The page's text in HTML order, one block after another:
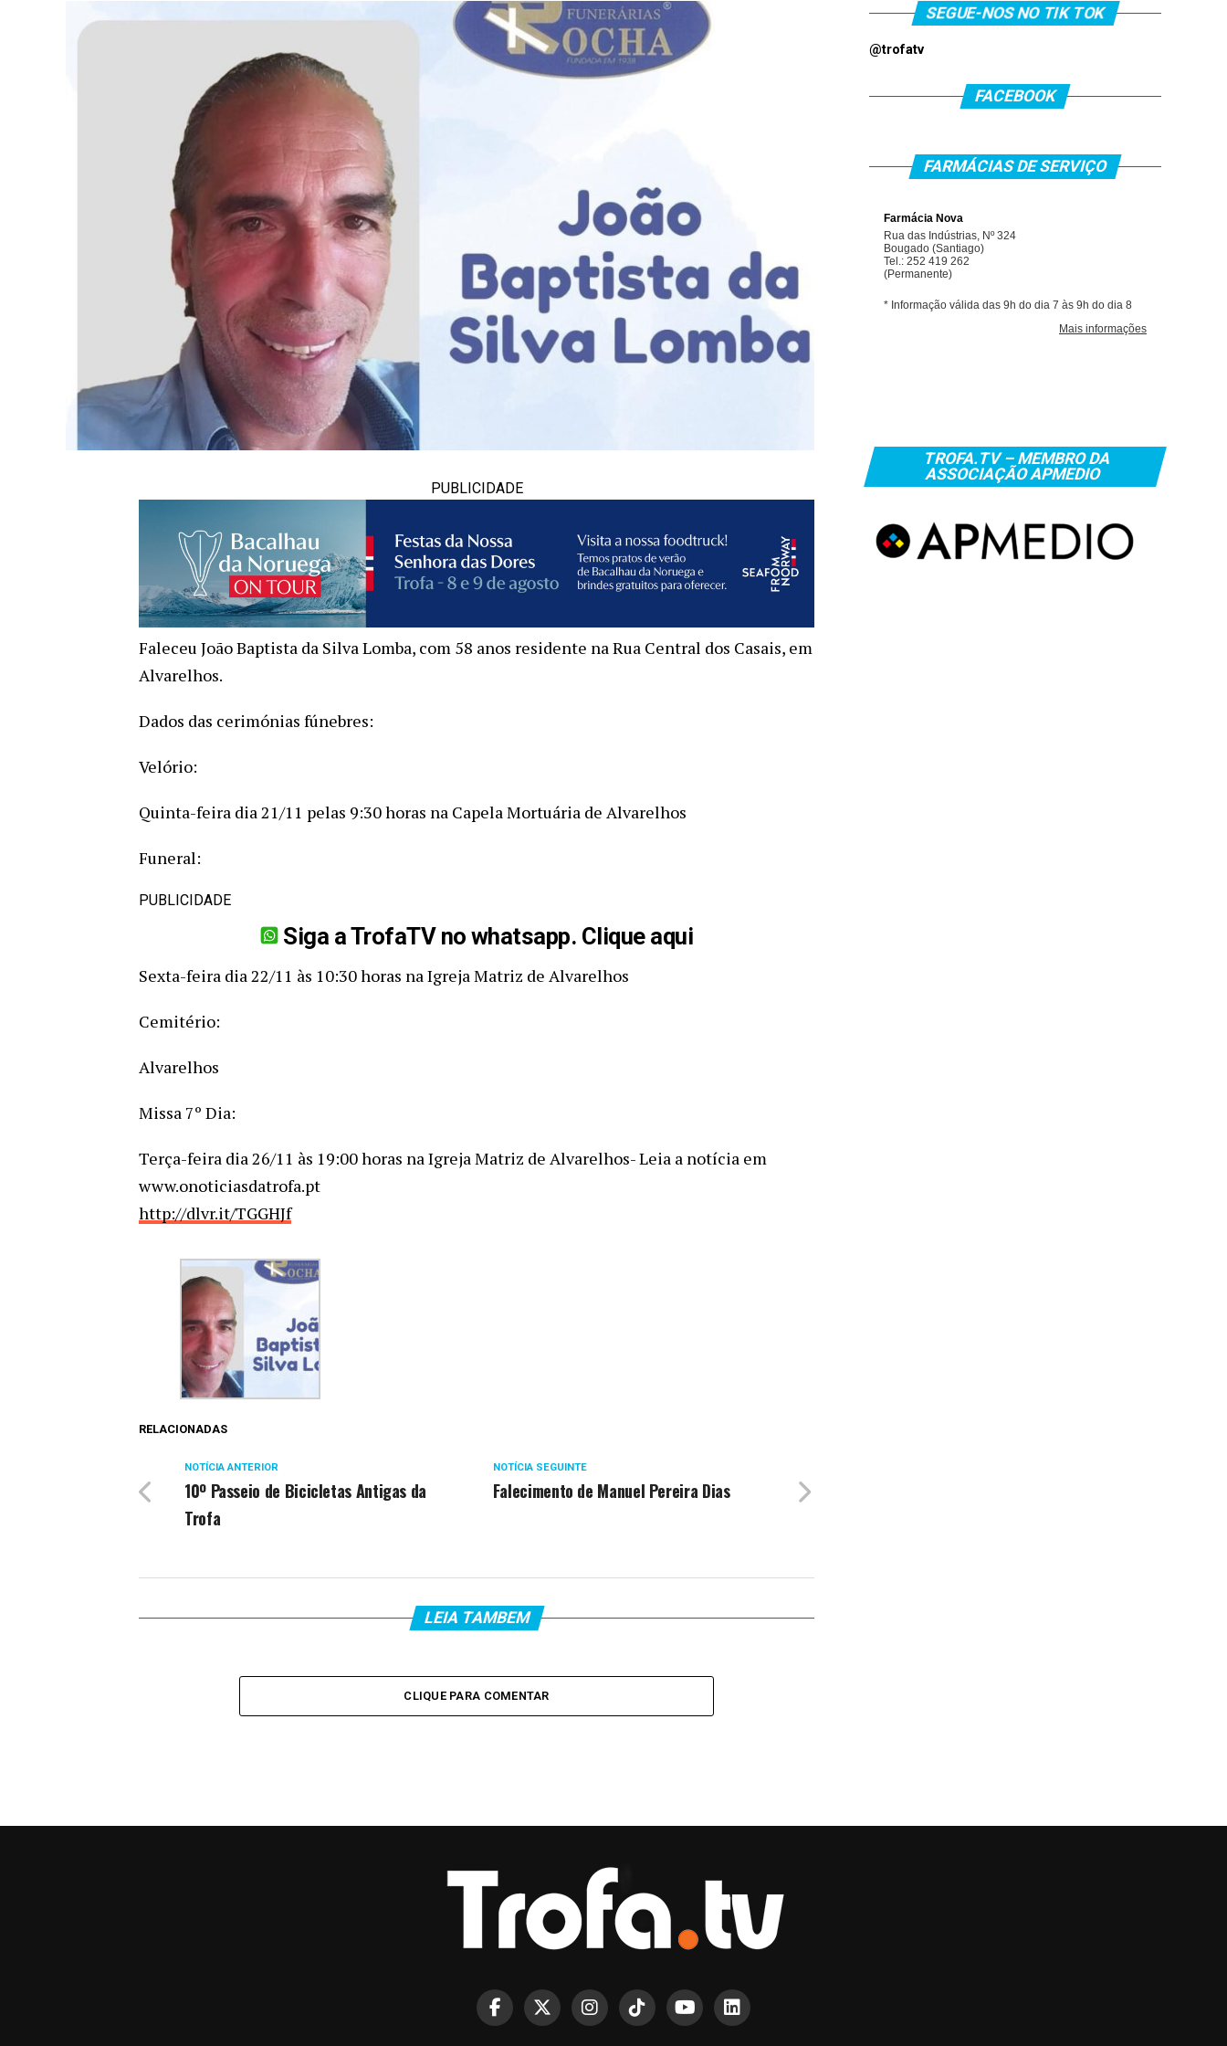
PUBLICIDADE
Faleceu João Baptista da Silva Lomba, com 58 anos residente na Rua Central dos Casais, em
Alvarelhos.
Dados das cerimónias fúnebres:
Velório:
Quinta-feira dia 21/11 pelas 9:30 horas na Capela Mortuária de Alvarelhos
Funeral:
PUBLICIDADE
Siga a TrofaTV no whatsapp. Clique aqui
Sexta-feira dia 22/11 às 10:30 horas na Igreja Matriz de Alvarelhos
Cemitério:
Alvarelhos
Missa 7º Dia:
Terça-feira dia 26/11 às 19:00 horas na Igreja Matriz de Alvarelhos- Leia a notícia em
www.onoticiasdatrofa.pt
http://dlvr.it/TGGHJf
RELACIONADAS
NOTÍCIA SEGUINTE
Falecimento de Manuel Pereira Dias
NOTÍCIA ANTERIOR
10º Passeio de Bicicletas Antigas da
Trofa
LEIA TAMBEM
CLIQUE PARA COMENTAR
SEGUE-NOS NO TIK TOK
@trofatv
FACEBOOK
FARMÁCIAS DE SERVIÇO
TROFA.TV – MEMBRO DA
ASSOCIAÇÃO APMEDIO